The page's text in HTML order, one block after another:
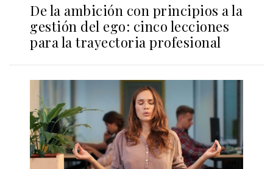
De la ambición con principios a la
gestión del ego: cinco lecciones
para la trayectoria profesional